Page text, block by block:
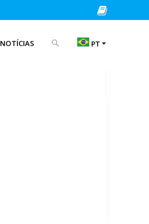
NOTÍCIAS PROCURAR POR:
PT